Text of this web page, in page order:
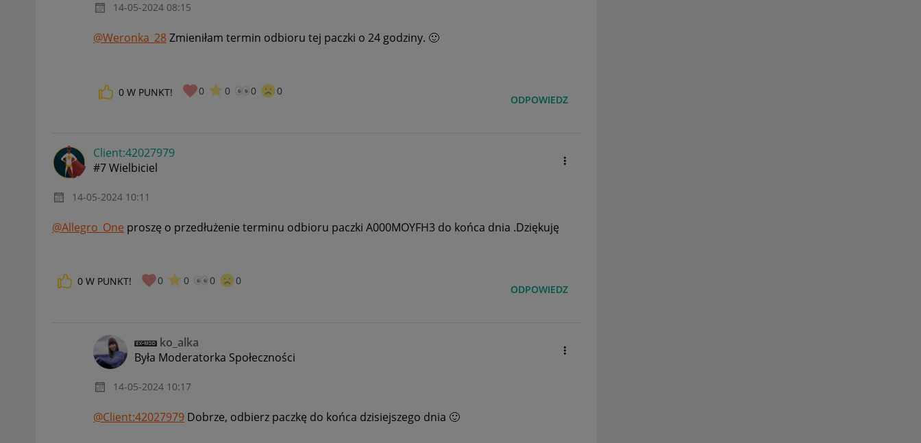
‎14-05-2024 08:15
@Weronka_28Zmieniłam termin odbioru tej paczki o 24 godziny. 🙂
0 W PUNKT! 0 0 0 0
ODPOWIEDZ
Client:42027979
#7 Wielbiciel
‎14-05-2024 10:11
@Allegro_One proszę o przedłużenie terminu odbioru paczki A000MOYFH3 do końca dnia .Dziękuję
0 W PUNKT! 0 0 0 0
ODPOWIEDZ
ko_alka
Była Moderatorka Społeczności
‎14-05-2024 10:17
@Client:42027979 Dobrze, odbierz paczkę do końca dzisiejszego dnia 🙂